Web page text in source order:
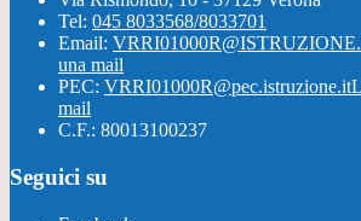
Tel: 045 8033568/8033701
Email:
una mail
PEC: VRRI01000R@pec.istruzione.it
mail
C.F.: 80013100237
Seguici su